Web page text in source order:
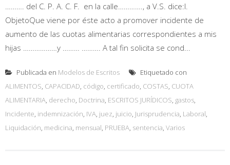
………. del C. P. A. C. F. en la calle…………., a V.S. dice:I.
ObjetoQue viene por éste acto a promover incidente de
aumento de las cuotas alimentarias correspondientes a mis
hijas ………………y ……… ………. A tal fin solicita se cond...
Publicada en Modelos de Escritos
Etiquetado con
ALIMENTOS, CAPACIDAD, código, certificado, COSTAS, CUOTA
ALIMENTARIA, derecho, Doctrina, ESCRITOS JURÍDICOS, gastos,
Incidente, indemnización, IVA, juez, juicio, Jurisprudencia, Laboral,
Liquidación, medicina, mensual, PRUEBA, sentencia, Varios